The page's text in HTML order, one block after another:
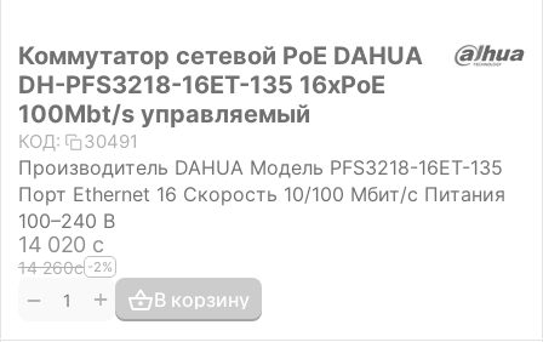
Коммутатор сетевой PoE DAHUA
DH-PFS3218-16ET-135 16xPoE
100Mbt/s управляемый
КОД: 30491
Производитель DAHUA Модель PFS3218-16ET-135
Порт Ethernet 16 Скорость 10/100 Мбит/с Питания
100–240 В
14 020 с
14 260с -2%
+
− В корзину